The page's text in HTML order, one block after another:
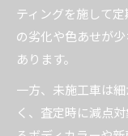
ティングを施して
の劣化や色あせが
あります。
一方、未施工車は
く、査定時に減点